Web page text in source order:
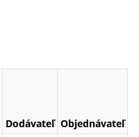
Dodávateľ Objednávateľ